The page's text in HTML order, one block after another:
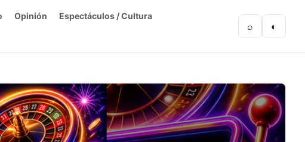
Opinión Espectáculos / Cultura
⌕ ◐